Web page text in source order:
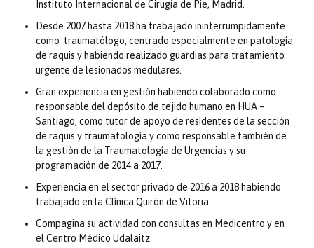
Instituto Internacional de Cirugía de Pie, Madrid.
Desde 2007 hasta 2018 ha trabajado ininterrumpidamente
como traumatólogo, centrado especialmente en patología
de raquis y habiendo realizado guardias para tratamiento
urgente de lesionados medulares.
Gran experiencia en gestión habiendo colaborado como
responsable del depósito de tejido humano en HUA –
Santiago, como tutor de apoyo de residentes de la sección
de raquis y traumatología y como responsable también de
la gestión de la Traumatología de Urgencias y su
programación de 2014 a 2017.
Experiencia en el sector privado de 2016 a 2018 habiendo
trabajado en la Clínica Quirón de Vitoria
Compagina su actividad con consultas en Medicentro y en
el Centro Médico Udalaitz.